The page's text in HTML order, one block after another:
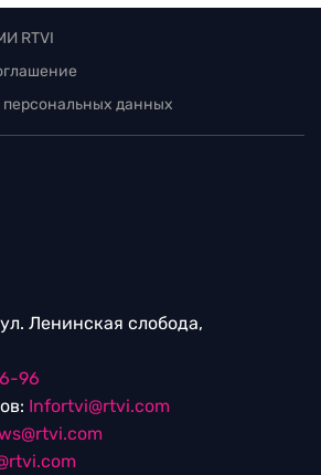
RTVI
данных
Ленинская слобода,
96
Infortvi@rtvi.com